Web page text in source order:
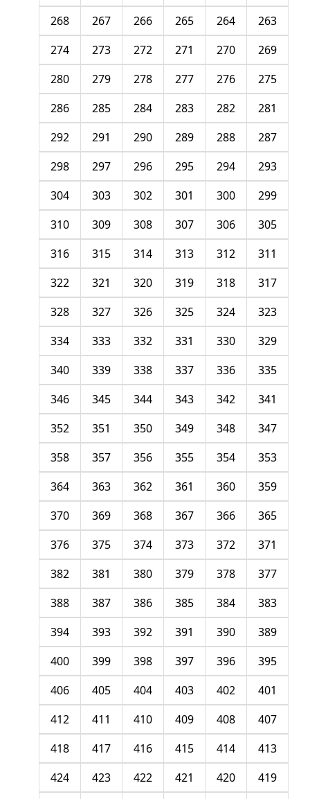
263
264
265
266
267
268
269
270
271
272
273
274
275
276
277
278
279
280
281
282
283
284
285
286
287
288
289
290
291
292
293
294
295
296
297
298
299
300
301
302
303
304
305
306
307
308
309
310
311
312
313
314
315
316
317
318
319
320
321
322
323
324
325
326
327
328
329
330
331
332
333
334
335
336
337
338
339
340
341
342
343
344
345
346
347
348
349
350
351
352
353
354
355
356
357
358
359
360
361
362
363
364
365
366
367
368
369
370
371
372
373
374
375
376
377
378
379
380
381
382
383
384
385
386
387
388
389
390
391
392
393
394
395
396
397
398
399
400
401
402
403
404
405
406
407
408
409
410
411
412
413
414
415
416
417
418
419
420
421
422
423
424